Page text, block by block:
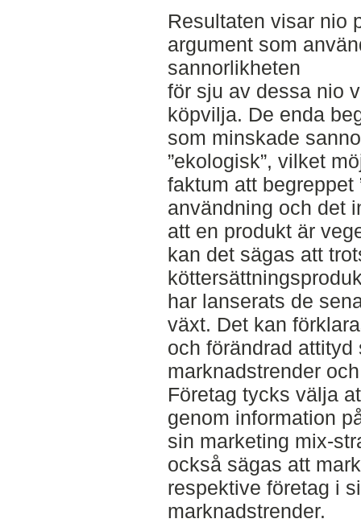
Resultaten visar nio
argument som
sannorlikheten
för sju av dessa nio
köpvilja. De enda
som minskade
”ekologisk”, vilket
faktum att begreppet
användning och det
att en produkt är
kan det sägas att
har lanserats de
växt. Det kan
och förändrad attityd
marknadstrender
Företag tycks välja
genom information
sin marketing mix-
också sägas att
respektive företag i
marknadstrender.